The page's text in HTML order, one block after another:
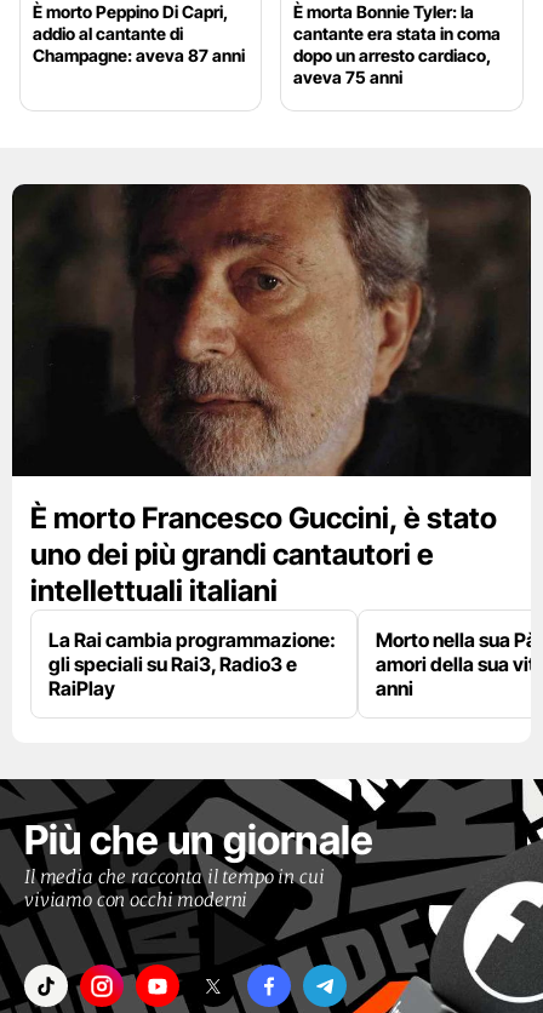
È morto Peppino Di Capri,
addio al cantante di
Champagne: aveva 87 anni
È morta Bonnie Tyler: la
cantante era stata in coma
dopo un arresto cardiaco,
aveva 75 anni
È morto Francesco Guccini, è stato
uno dei più grandi cantautori e
intellettuali italiani
La Rai cambia programmazione:
gli speciali su Rai3, Radio3 e
RaiPlay
Morto nella sua
amori della sua
anni
Più che un giornale
Il media che racconta il tempo in cui
viviamo con occhi moderni